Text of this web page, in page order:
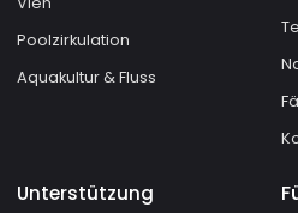
Poolzirkulation
Aquakultur & Fluss
Unterstützung